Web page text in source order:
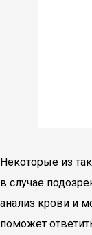
Некоторые из
в случае
анализ крови и
поможет